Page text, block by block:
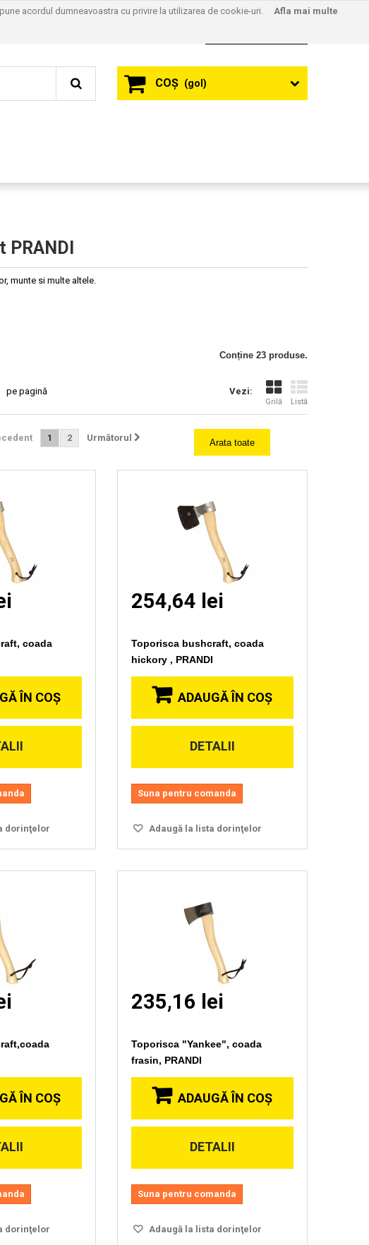
COŞ (gol)
munte si multe altele.
Conține 23 produse.
Vezi:
Grilă Listă
pe pagină
Arata toate
1 2 Următorul
coada
ÎN COŞ
dorinţelor
Vizionare
254,64 lei
Toporisca bushcraft, coada
hickory , PRANDI
ADAUGĂ ÎN COŞ
DETALII
Suna pentru comanda
Adaugă la lista dorinţelor
ÎN COŞ
dorinţelor
Vizionare
235,16 lei
Toporisca "Yankee", coada
frasin, PRANDI
ADAUGĂ ÎN COŞ
DETALII
Suna pentru comanda
Adaugă la lista dorinţelor
Vizionare
acordul dumneavoastra cu privire la utilizarea de cookie-uri. Afla mai multe